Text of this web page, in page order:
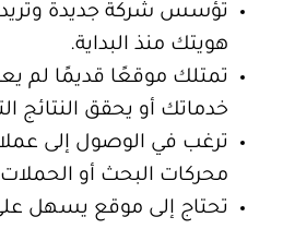
شركة جديدة وتريد إطلاق
منذ البداية.
موقعًا قديمًا لم يعد يعبر
أو يحقق النتائج التي تطمح
في الوصول إلى عملاء جدد من
البحث أو الحملات الإعلانية.
إلى موقع يسهل على العملاء